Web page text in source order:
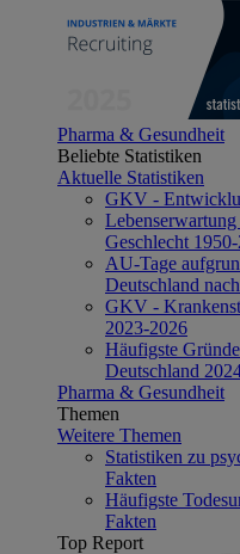
Pharma & Gesundheit
Beliebte Statistiken
Aktuelle Statistiken
GKV -
Geschlecht
AU-Tage
Deutschland
GKV -
2023-2026
Häufigste
Deutschland
Pharma & Gesundheit
Themen
Weitere Themen
Statistiken zu
Fakten
Häufigste
Fakten
Top Report